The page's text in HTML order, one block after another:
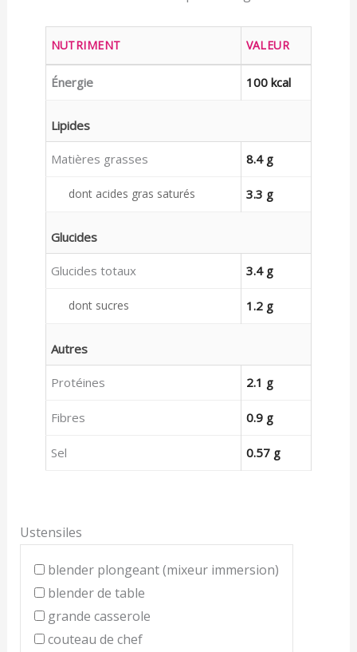
NUTRIMENT VALEUR
Énergie 100 kcal
Lipides
Matières grasses 8.4 g
dont acides gras saturés 3.3 g
Glucides
Glucides totaux 3.4 g
dont sucres 1.2 g
Autres
Protéines 2.1 g
Fibres 0.9 g
Sel 0.57 g
Ustensiles
blender plongeant (mixeur immersion)
blender de table
grande casserole
couteau de chef